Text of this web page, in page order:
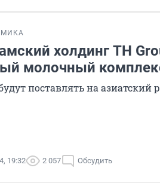
холдинг TH
молочный
поставлять на азиатский
19:32 2 057 Обсудить